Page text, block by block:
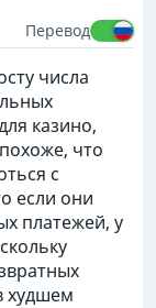
Перевод
числа
казино,
что
с
если они
платежей, у
худшем